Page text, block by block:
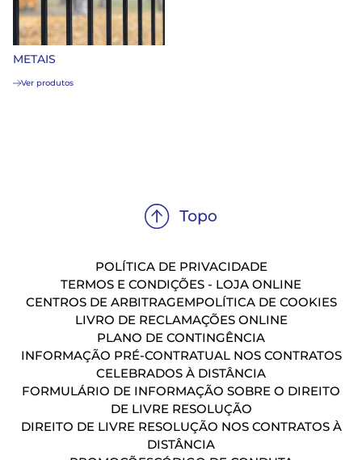
METAIS
Ver produtos
POLÍTICA DE PRIVACIDADE
TERMOS E CONDIÇÕES - LOJA ONLINE
CENTROS DE ARBITRAGEMPOLÍTICA DE COOKIES
LIVRO DE RECLAMAÇÕES ONLINE
PLANO DE CONTINGÊNCIA
INFORMAÇÃO PRÉ-CONTRATUAL NOS CONTRATOS
CELEBRADOS À DISTÂNCIA
FORMULÁRIO DE INFORMAÇÃO SOBRE O DIREITO
DE LIVRE RESOLUÇÃO
DIREITO DE LIVRE RESOLUÇÃO NOS CONTRATOS À
DISTÂNCIA